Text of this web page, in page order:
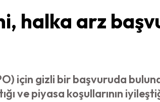
halka arz
için gizli bir başvuruda
ve piyasa koşullarının